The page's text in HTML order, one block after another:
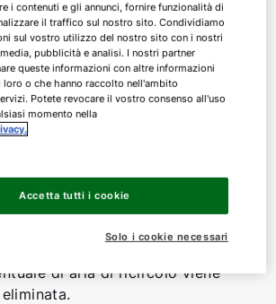
del calore WOLF sono anche
al minimo le percentuali di
Questo significa che le particelle
virus non hanno quasi nessuna
dall’aria di ripresa nell'aria
di trattamento aria WOLF si
a batterie idrauliche ad alte
sviluppato appositamente per
Grazie alla completa
di aria di ricircolo viene
i contenuti e gli annunci, fornire funzionalità di
il traffico sul nostro sito. Condividiamo
sul vostro utilizzo del nostro sito con i nostri
pubblicità e analisi. I nostri partner
queste informazioni con altre informazioni
loro o che hanno raccolto nell'ambito
Potete revocare il vostro consenso all'uso
momento nella
Solo i cookie necessari
Accetta tutti i cookie